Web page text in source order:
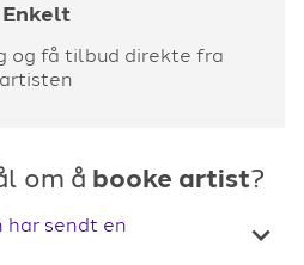
Enkelt
og få tilbud direkte fra
artisten
om å booke artist?
har sendt en